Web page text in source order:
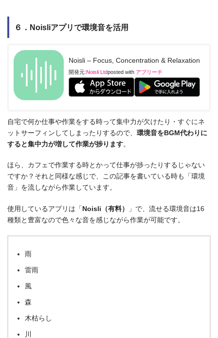
６．Noisliアプリで環境音を活用
Noisli – Focus, Concentration & Relaxation
開発元:Noisli Ltdposted with アプリーチ
自宅で何か仕事や作業をする時って集中力が欠けたり・すぐにネ
ットサーフィンしてしまったりするので、 環境音をBGM代わりに
すると集中力が増して作業が捗ります。
ほら、カフェで作業する時とかって仕事が捗ったりするじゃない
ですか？それと同様な感じで、この記事を書いている時も「環境
音」を流しながら作業しています。
使用しているアプリは「 Noisli（有料）
」で、流せる環境音は16
種類と豊富なので色々な音を感じながら作業が可能です。
雨
雷雨
風
森
木枯らし
川